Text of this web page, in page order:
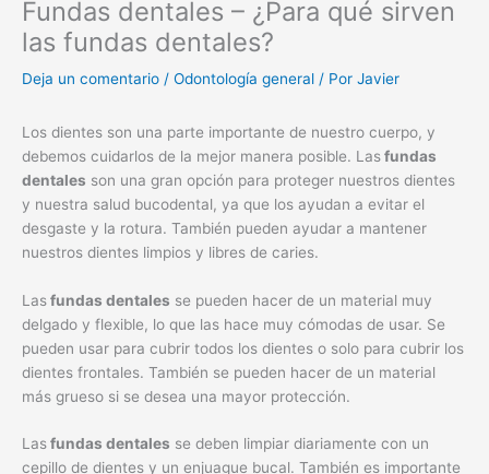
Fundas dentales – ¿Para qué sirven
las fundas dentales?
Deja un comentario / Odontología general / Por Javier
Los dientes son una parte importante de nuestro cuerpo, y
debemos cuidarlos de la mejor manera posible. Lasfundas
dentales son una gran opción para proteger nuestros dientes
y nuestra salud bucodental, ya que los ayudan a evitar el
desgaste y la rotura. También pueden ayudar a mantener
nuestros dientes limpios y libres de caries.
Lasfundas dentales se pueden hacer de un material muy
delgado y flexible, lo que las hace muy cómodas de usar. Se
pueden usar para cubrir todos los dientes o solo para cubrir los
dientes frontales. También se pueden hacer de un material
más grueso si se desea una mayor protección.
Lasfundas dentales se deben limpiar diariamente con un
cepillo de dientes y un enjuague bucal. También es importante